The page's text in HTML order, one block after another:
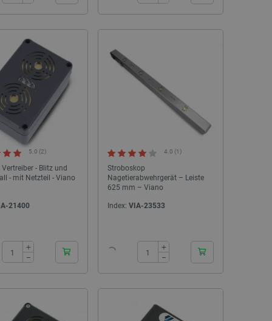
Index: JUS-24606
NEU
- Blitz und
- mit Netzteil - Viano
5.0 (2)
21400
+
−
Stroboskop
Nagetierabwehrgerät – Leiste
625 mm – Viano
4.0 (1)
Index: VIA-23533
+
−